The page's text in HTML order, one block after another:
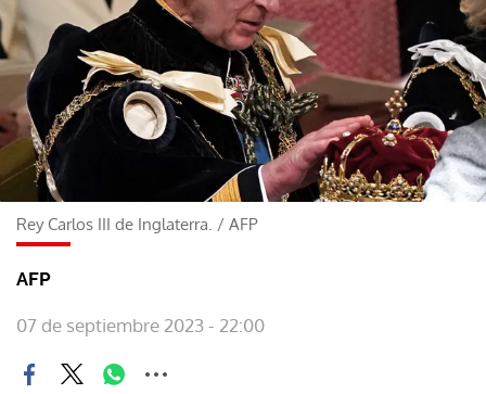
Rey Carlos III de Inglaterra. / AFP
AFP
07 de septiembre 2023 - 22:00